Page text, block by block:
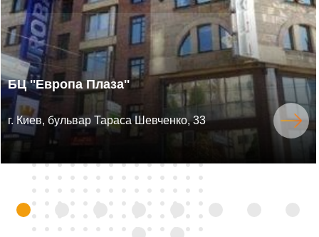
БЦ ''Европа Плаза''
г. Киев, бульвар Тараса Шевченко, 33